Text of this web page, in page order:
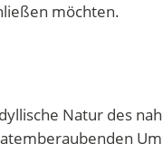
möchten.
Natur des